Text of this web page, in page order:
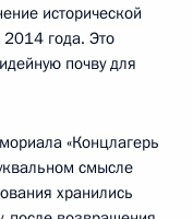
исторической
года. Это
почву для
«Концлагерь
смысле
хранились